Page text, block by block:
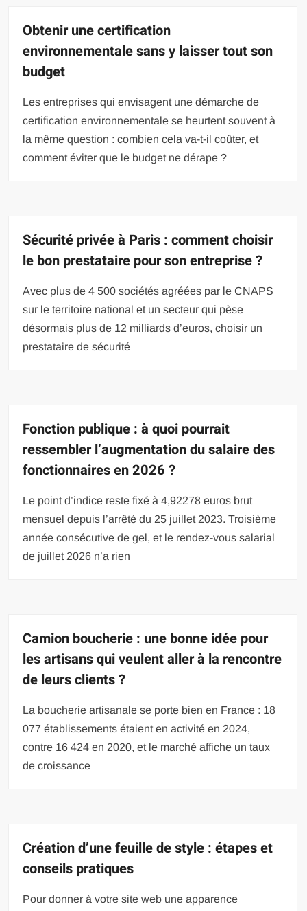
Obtenir une certification
environnementale sans y laisser tout son
budget
Les entreprises qui envisagent une démarche de
certification environnementale se heurtent souvent à
la même question : combien cela va-t-il coûter, et
comment éviter que le budget ne dérape ?
Sécurité privée à Paris : comment choisir
le bon prestataire pour son entreprise ?
Avec plus de 4 500 sociétés agréées par le CNAPS
sur le territoire national et un secteur qui pèse
désormais plus de 12 milliards d’euros, choisir un
prestataire de sécurité
Fonction publique : à quoi pourrait
ressembler l’augmentation du salaire des
fonctionnaires en 2026 ?
Le point d’indice reste fixé à 4,92278 euros brut
mensuel depuis l’arrêté du 25 juillet 2023. Troisième
année consécutive de gel, et le rendez-vous salarial
de juillet 2026 n’a rien
Camion boucherie : une bonne idée pour
les artisans qui veulent aller à la rencontre
de leurs clients ?
La boucherie artisanale se porte bien en France : 18
077 établissements étaient en activité en 2024,
contre 16 424 en 2020, et le marché affiche un taux
de croissance
Création d’une feuille de style : étapes et
conseils pratiques
Pour donner à votre site web une apparence